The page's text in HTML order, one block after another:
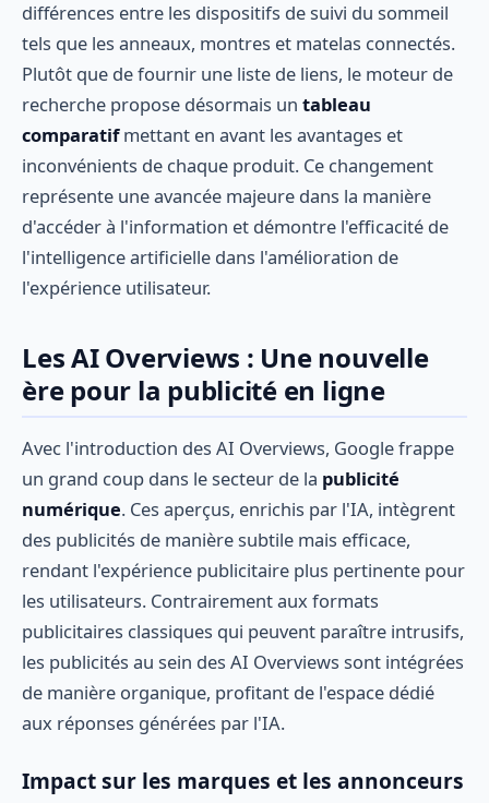
différences entre les dispositifs de suivi du sommeil
tels que les anneaux, montres et matelas connectés.
Plutôt que de fournir une liste de liens, le moteur de
recherche propose désormais un tableau
comparatifmettant en avant les avantages et
inconvénients de chaque produit. Ce changement
représente une avancée majeure dans la manière
d'accéder à l'information et démontre l'efficacité de
l'intelligence artificielle dans l'amélioration de
l'expérience utilisateur.
Les AI Overviews : Une nouvelle
ère pour la publicité en ligne
Avec l'introduction des AI Overviews, Google frappe
un grand coup dans le secteur de la publicité
numérique. Ces aperçus, enrichis par l'IA, intègrent
des publicités de manière subtile mais efficace,
rendant l'expérience publicitaire plus pertinente pour
les utilisateurs. Contrairement aux formats
publicitaires classiques qui peuvent paraître intrusifs,
les publicités au sein des AI Overviews sont intégrées
de manière organique, profitant de l'espace dédié
aux réponses générées par l'IA.
Impact sur les marques et les annonceurs